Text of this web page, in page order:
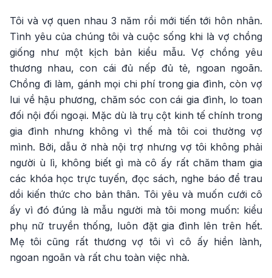
Tôi và vợ quen nhau 3 năm rồi mới tiến tới hôn nhân.
Tình yêu của chúng tôi và cuộc sống khi là vợ chồng
giống như một kịch bản kiểu mẫu. Vợ chồng yêu
thương nhau, con cái đủ nếp đủ tẻ, ngoan ngoãn.
Chồng đi làm, gánh mọi chi phí trong gia đình, còn vợ
lui về hậu phương, chăm sóc con cái gia đình, lo toan
đối nội đối ngoại. Mặc dù là trụ cột kinh tế chính trong
gia đình nhưng không vì thế mà tôi coi thường vợ
mình. Bởi, dẫu ở nhà nội trợ nhưng vợ tôi không phải
người ù lì, không biết gì mà cô ấy rất chăm tham gia
các khóa học trực tuyến, đọc sách, nghe báo để trau
dồi kiến thức cho bản thân. Tôi yêu và muốn cưới cô
ấy vì đó đúng là mẫu người mà tôi mong muốn: kiểu
phụ nữ truyền thống, luôn đặt gia đình lên trên hết.
Mẹ tôi cũng rất thương vợ tôi vì cô ấy hiền lành,
ngoan ngoãn và rất chu toàn việc nhà.